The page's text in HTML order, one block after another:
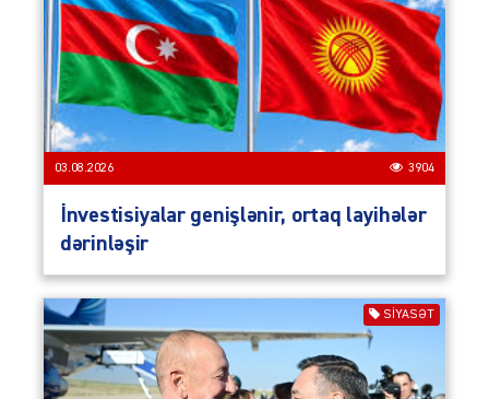
03.08.2026 3904
İnvestisiyalar genişlənir, ortaq layihələr
dərinləşir
SIYASƏT